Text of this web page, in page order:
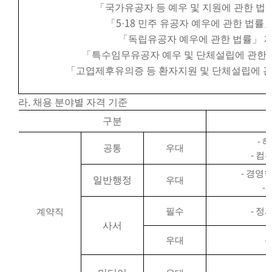
「 국가유공자 등 예우 및 지원에 관한 법
「 5·18 민주 유공자 예우에 관한 법률
「 독립유공자 예우에 관한 법률 」
「 특수임무유공자 예우 및 단체설립에 관한
「 고엽제후유의증 등 환자지원 및 단체설립에
라. 채용 분야별 자격 기준
구분
계약직
공통 우대
-
- 컴
일반행정 우대
- 경영
-
사서
필수 - 정
우대 -